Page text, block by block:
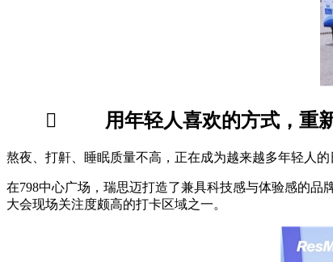
 用年轻人喜欢的方式，重新
熬夜、打鼾、睡眠质量不高，正在成为越来越多年轻人
在798中心广场，瑞思迈打造了兼具科技感与体验感的
大会现场关注度颇高的打卡区域之一。